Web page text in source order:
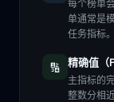
每个榜单
单通常是
任务指标。
🔢 精确值（
主指标的
整数分相